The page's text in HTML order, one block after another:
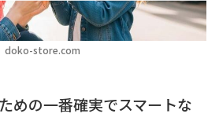
doko-store.com
めの一番確実でスマートな